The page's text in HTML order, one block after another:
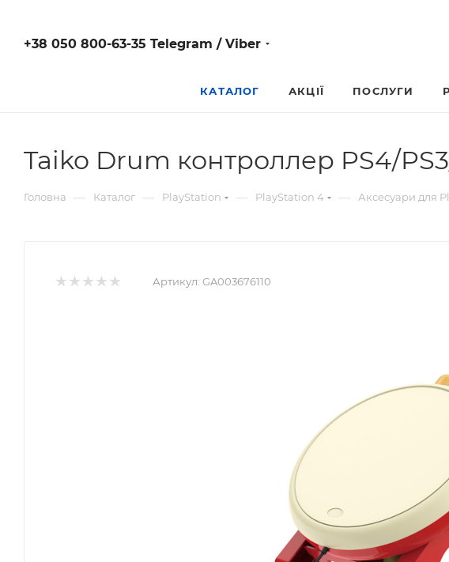
+38 050 800-63-35 Telegram / Viber
КАТАЛОГ АКЦІЇ ПОСЛУГИ
Taiko Drum контроллер PS4/
Головна — Каталог — PlayStation — PlayStation 4 — Аксесуари для
Артикул: GA003676110